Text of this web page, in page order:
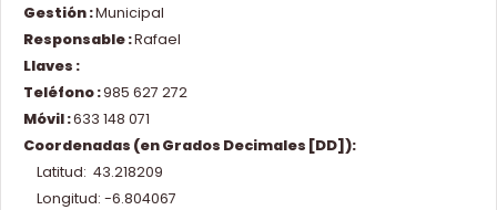
Gestión :Municipal
Responsable :Rafael
Llaves :
Teléfono :985 627 272
Móvil :633 148 071
Coordenadas (en Grados Decimales [DD]):
Latitud: 43.218209
Longitud: -6.804067